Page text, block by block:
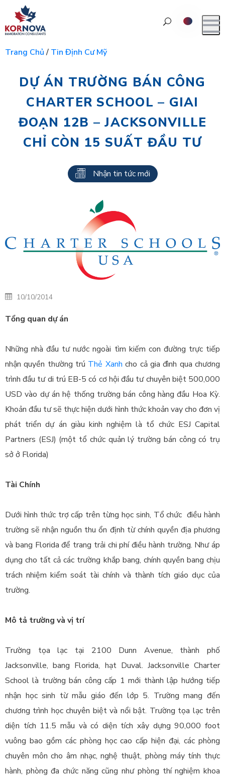
Trang Chủ/ Tin Định Cư Mỹ
DỰ ÁN TRƯỜNG BÁN CÔNG
CHARTER SCHOOL – GIAI
ĐOẠN 12B – JACKSONVILLE
CHỈ CÒN 15 SUẤT ĐẦU TƯ
Nhận tin tức mới
10/10/2014
Tổng quan dự án
Những nhà đầu tư nước ngoài tìm kiếm con đường trực tiếp
nhận quyền thường trú Thẻ Xanh cho cả gia đình qua chương
trình đầu tư di trú EB-5 có cơ hội đầu tư chuyên biệt 500,000
USD vào dự án hệ thống trường bán công hàng đầu Hoa Kỳ.
Khoản đầu tư sẽ thực hiện dưới hình thức khoản vay cho đơn vị
phát triển dự án giàu kinh nghiệm là tổ chức ESJ Capital
Partners (ESJ) (một tổ chức quản lý trường bán công có trụ
sở ở Florida)
Tài Chính
Dưới hình thức trợ cấp trên từng học sinh, Tổ chức điều hành
trường sẽ nhận nguồn thu ổn định từ chính quyền địa phương
và bang Florida để trang trải chi phí điều hành trường. Như áp
dụng cho tất cả các trường khắp bang, chính quyền bang chịu
trách nhiệm kiểm soát tài chính và thành tích giáo dục của
trường.
Mô tả trường và vị trí
Trường tọa lạc tại 2100 Dunn Avenue, thành phố
Jacksonville, bang Florida, hạt Duval. Jacksonville Charter
School là trường bán công cấp 1 mới thành lập hướng tiếp
nhận học sinh từ mẫu giáo đến lớp 5. Trường mang đến
chương trình học chuyên biệt và nổi bật. Trường tọa lạc trên
diện tích 11.5 mẫu và có diện tích xây dựng 90,000 foot
vuông bao gồm các phòng học cao cấp hiện đại, các phòng
chuyên môn cho âm nhạc, nghệ thuật, phòng máy tính thực
hành, phòng đa chức năng cũng như phòng thí nghiệm khoa